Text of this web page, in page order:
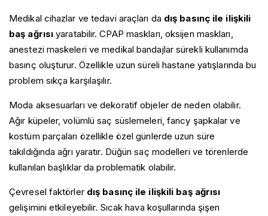
Nummular Baş Ağrısı
Seksüel Aktivite ile İlişkili Baş Ağrısı
Servikojenik Baş Ağrısı
Trigeminal Nevralji
Yeni Günlük Israrcı Baş Ağrısı (NDPH)
Medikal cihazlar ve tedavi araçları da dış basınç ile ilişkili
baş ağrısı yaratabilir. CPAP maskları, oksijen maskları,
anestezi maskeleri ve medikal bandajlar sürekli kullanımda
basınç oluşturur. Özellikle uzun süreli hastane yatışlarında bu
problem sıkça karşılaşılır.
Moda aksesuarları ve dekoratif objeler de neden olabilir.
Ağır küpeler, volümlü saç süslemeleri, fancy şapkalar ve
kostüm parçaları özellikle özel günlerde uzun süre
takıldığında ağrı yaratır. Düğün saç modelleri ve törenlerde
kullanılan başlıklar da problematik olabilir.
Çevresel faktörler dış basınç ile ilişkili baş ağrısı
gelişimini etkileyebilir. Sıcak hava koşullarında şişen